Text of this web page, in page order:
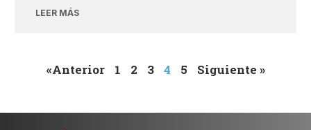
LEER MÁS
«Anterior 1 2 3 4 5 Siguiente »